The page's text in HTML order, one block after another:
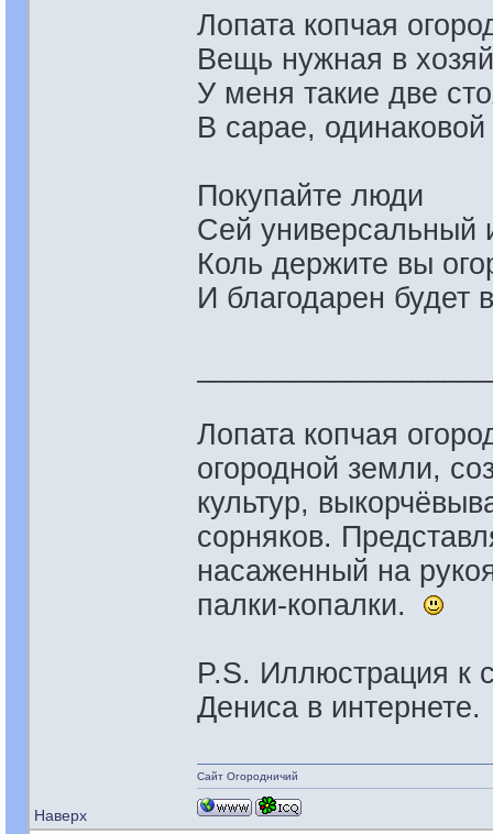
Лопата копчая
Вещь нужная в
У меня такие две
В сарае,
Покупайте люди
Сей универсальный
Коль держите вы
И благодарен
Лопата копчая
огородной земли,
культур,
сорняков.
насаженный на
палки-копалки.
P.S. Иллюстрация к
Дениса в
Наверх
Сайт Огородничий